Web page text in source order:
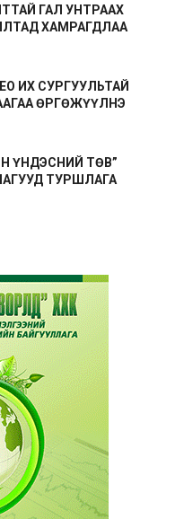
ГАЛ УНТРААХ
ХАМРАГДЛАА
ИХ СУРГУУЛЬТАЙ
ӨРГӨЖҮҮЛНЭ
ҮНДЭСНИЙ ТӨВ”
ТУРШЛАГА